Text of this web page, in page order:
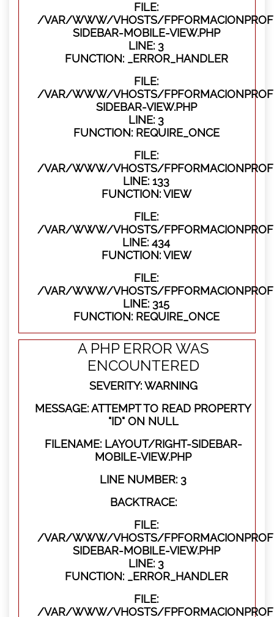
FILE:
/VAR/WWW/VHOSTS/
SIDEBAR-MOBILE-VIEW.PHP
LINE: 3
FUNCTION: _ERROR_HANDLER
FILE:
/VAR/WWW/VHOSTS/
SIDEBAR-VIEW.PHP
LINE: 3
FUNCTION: REQUIRE_ONCE
FILE:
/VAR/WWW/VHOSTS/
LINE: 133
FUNCTION: VIEW
FILE:
/VAR/WWW/VHOSTS/
LINE: 434
FUNCTION: VIEW
FILE:
/VAR/WWW/VHOSTS/
LINE: 315
FUNCTION: REQUIRE_ONCE
A PHP ERROR WAS
ENCOUNTERED
SEVERITY: WARNING
MESSAGE: ATTEMPT TO READ PROPERTY
"ID" ON NULL
FILENAME: LAYOUT/RIGHT-SIDEBAR-
MOBILE-VIEW.PHP
LINE NUMBER: 3
BACKTRACE:
FILE:
/VAR/WWW/VHOSTS/
SIDEBAR-MOBILE-VIEW.PHP
LINE: 3
FUNCTION: _ERROR_HANDLER
FILE:
/VAR/WWW/VHOSTS/